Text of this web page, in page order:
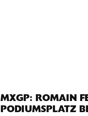
MXGP: ROMAIN
PODIUMSPLATZ